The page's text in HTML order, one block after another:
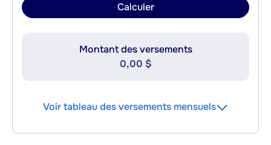
Calculer
Montant des versements
0,00 $
Voir tableau des versements mensuels